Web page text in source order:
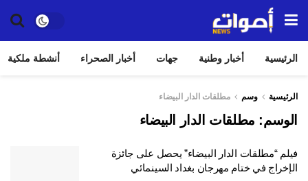
الرئيسية أخبار وطنية جهات أخبار الصحراء أنشطة ملكية
الرئيسية وسم مطلقات الدار البيضاء
الوسم: مطلقات الدار البيضاء
فيلم “مطلقات الدار البيضاء” يحصل على جائزة
الإخراج في ختام مهرجان بغداد السينمائي